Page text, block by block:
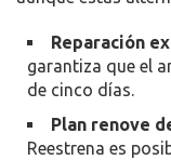
Reparación
garantiza que el
de cinco días.
Plan renove
Reestrena es